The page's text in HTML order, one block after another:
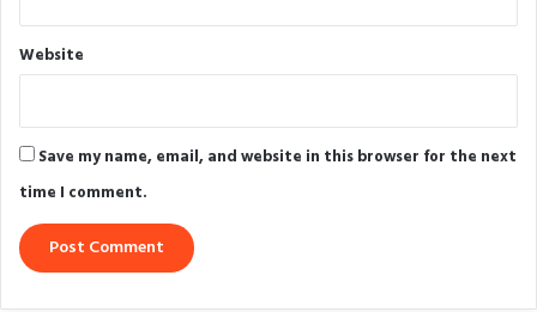
Website
Save my name, email, and website in this browser for the next
time I comment.